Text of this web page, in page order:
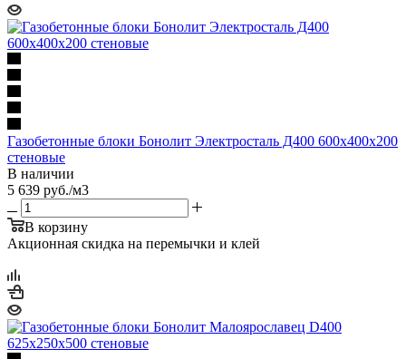
Газобетонные блоки Бонолит Электросталь Д400 600х400х200
стеновые
В наличии
5 639 руб./м3
В корзину
Акционная скидка на перемычки и клей